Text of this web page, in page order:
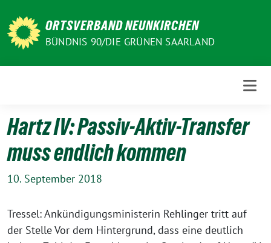
zum
Inhalt
ORTSVERBAND NEUNKIRCHEN
BÜNDNIS 90/DIE GRÜNEN SAARLAND
Hartz IV: Passiv-Aktiv-Transfer
muss endlich kommen
10. September 2018
Tressel: Ankündigungsministerin Rehlinger tritt auf
der Stelle Vor dem Hintergrund, dass eine deutlich